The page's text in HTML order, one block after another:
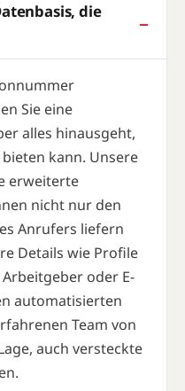
die
Sie eine
alles hinausgeht,
kann. Unsere
erweiterte
nicht nur den
Anrufers liefern
Details wie Profile
oder E-
automatisierten
Team von
auch versteckte